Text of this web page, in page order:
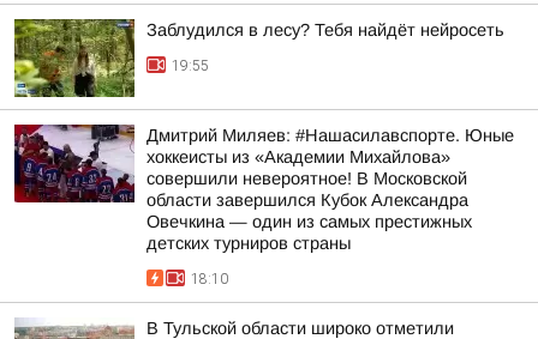
Заблудился в лесу? Тебя найдёт нейросеть
19:55
Дмитрий Миляев: #Нашасилавспорте. Юные
хоккеисты из «Академии Михайлова»
совершили невероятное! В Московской
области завершился Кубок Александра
Овечкина — один из самых престижных
детских турниров страны
18:10
В Тульской области широко отметили